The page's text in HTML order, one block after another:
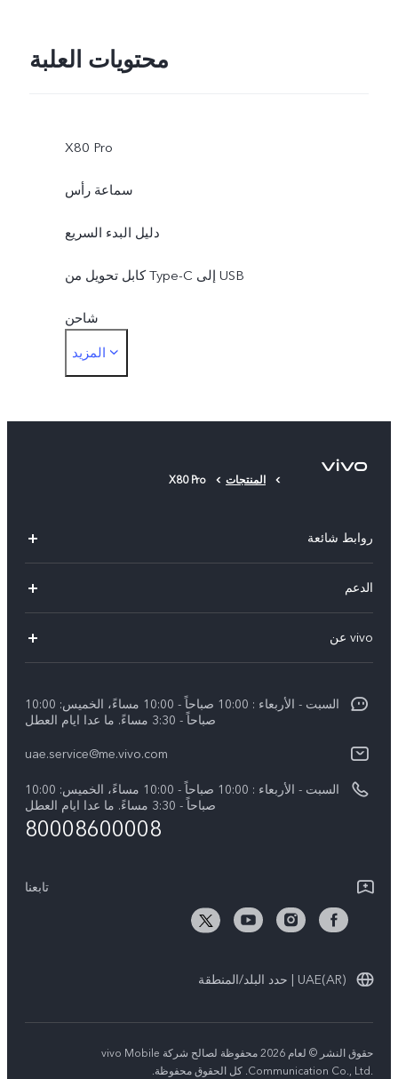
محتويات العلبة
X80 Pro
سماعة رأس
دليل البدء السريع
كابل تحويل من Type-C إلى USB
شاحن
أداة إخراج البطاقات
المزيد
المنتجات X80 Pro
روابط شائعة
X300 (New)
X200 FE (New)
Y39 5G
Y04
الدعم
مركز الخدمة
Funtouch OS
بيان الخصوصية بشأن خدمة العملاء
تنزيل جداول LUT لاستعادة السجل
vivo عن
الأخبار
الإشعارات القانونية
نبذة عنا
الأخبار
السبت - الأربعاء : 10:00 صباحاً - 10:00 مساءً، الخميس: 10:00
صباحاً - 3:30 مساءً. ما عدا ايام العطل
uae.service@me.vivo.com
السبت - الأربعاء : 10:00 صباحاً - 10:00 مساءً، الخميس: 10:00
صباحاً - 3:30 مساءً. ما عدا ايام العطل
80008600008
تابعنا
UAE(AR) | حدد البلد/المنطقة
حقوق النشر © لعام 2026 محفوظة لصالح شركة vivo Mobile
Communication Co., Ltd.‎. كل الحقوق محفوظة.